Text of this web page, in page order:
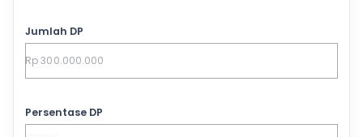
Jumlah DP
Persentase DP